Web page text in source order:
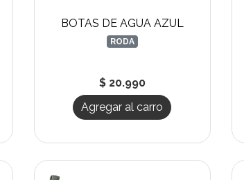
BOTAS DE AGUA AZUL
RODA
$ 20.990
Agregar al carro